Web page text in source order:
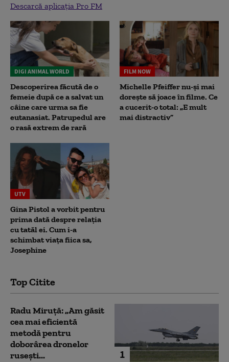
Descarcă aplicația Pro FM
DIGI ANIMAL WORLD
Descoperirea făcută de o
femeie după ce a salvat un
câine care urma sa fie
eutanasiat. Patrupedul are
o rasă extrem de rară
FILM NOW
Michelle Pfeiffer nu-și mai
dorește să joace în filme. Ce
a cucerit-o total: „E mult
mai distractiv”
UTV
Gina Pistol a vorbit pentru
prima dată despre relația
cu tatăl ei. Cum i-a
schimbat viața fiica sa,
Josephine
Top Citite
1
Radu Miruță: „Am găsit
cea mai eficientă
metodă pentru
doborârea dronelor
rusești...